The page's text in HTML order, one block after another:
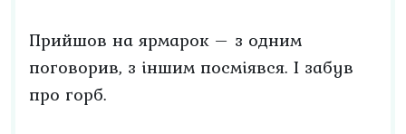
Прийшов на ярмарок – з одним
поговорив, з іншим посміявся. І забув
про горб.